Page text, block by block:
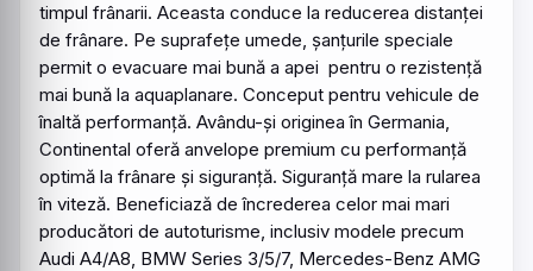
timpul frânarii. Aceasta conduce la reducerea distanţei
de frânare. Pe suprafeţe umede, şanţurile speciale
permit o evacuare mai bună a apei pentru o rezistenţă
mai bună la aquaplanare. Conceput pentru vehicule de
înaltă performanță. Avându-și originea în Germania,
Continental oferă anvelope premium cu performanță
optimă la frânare și siguranță. Siguranță mare la rularea
în viteză. Beneficiază de încrederea celor mai mari
producători de autoturisme, inclusiv modele precum
Audi A4/A8, BMW Series 3/5/7, Mercedes-Benz AMG